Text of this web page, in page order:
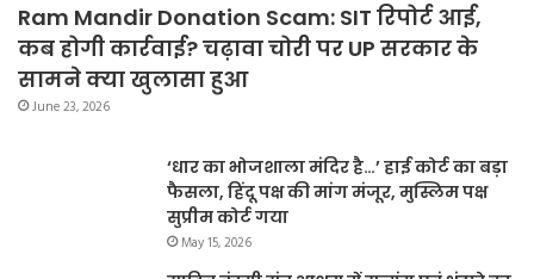
Ram Mandir Donation Scam: SIT रिपोर्ट आई,
कब होगी कार्रवाई? चढ़ावा चोरी पर UP सरकार के
सामने क्या खुलासा हुआ
June 23, 2026
‘धार का भोजशाला मंदिर है…’ हाई कोर्ट का बड़ा
फैसला, हिंदू पक्ष की मांग मंजूर, मुस्लिम पक्ष
सुप्रीम कोर्ट गया
May 15, 2026